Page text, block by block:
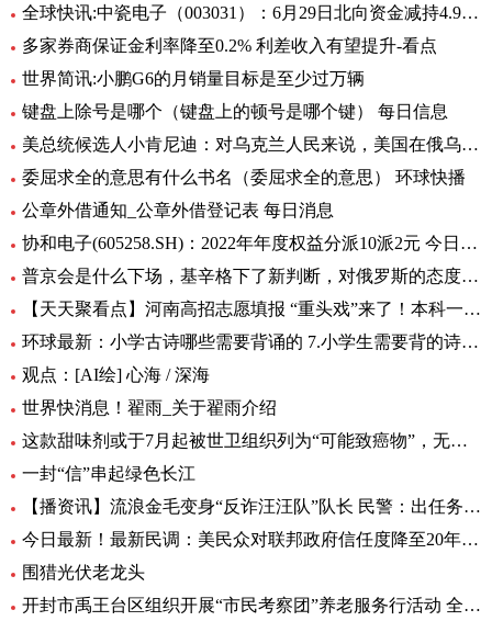
全球快讯:中瓷电子（003031）：6月29日北向资金减持4.95万股
多家券商保证金利率降至0.2% 利差收入有望提升-看点
世界简讯:小鹏G6的月销量目标是至少过万辆
键盘上除号是哪个（键盘上的顿号是哪个键） 每日信息
美总统候选人小肯尼迪：对乌克兰人民来说，美国在俄乌中扮演的角色很糟糕
委屈求全的意思有什么书名（委屈求全的意思） 环球快播
公章外借通知_公章外借登记表 每日消息
协和电子(605258.SH)：2022年年度权益分派10派2元 今日热议
普京会是什么下场，基辛格下了新判断，对俄罗斯的态度完全变了！|全球时快讯
【天天聚看点】河南高招志愿填报 “重头戏”来了！本科一批、二批志愿30日起填报
环球最新：小学古诗哪些需要背诵的 7.小学生需要背的诗词有多少首
观点：[AI绘] 心海 / 深海
世界快消息！翟雨_关于翟雨介绍
这款甜味剂或于7月起被世卫组织列为“可能致癌物”，无糖可乐、口香糖中普遍有它|全球热头条
一封“信”串起绿色长江
【播资讯】流浪金毛变身“反诈汪汪队”队长 民警：出任务都要抢“档期 ”
今日最新！最新民调：美民众对联邦政府信任度降至20年来最低水平
围猎光伏老龙头
开封市禹王台区组织开展“市民考察团”养老服务行活动 全球热消息